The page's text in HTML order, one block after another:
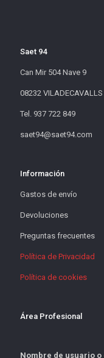
Saet 94
Can Mir 504 Nave 9
08232
Tel. 937 722 849
saet94@saet94.com
Información
Gastos de envío
Devoluciones
Preguntas frecuentes
Política de Privacidad
Política de cookies
Área Profesional
Nombre de usuario